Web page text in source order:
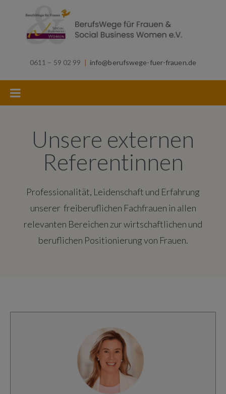
0611 – 59 02 99 | info@berufswege-fuer-frauen.de
Unsere externen
Referentinnen
Professionalität, Leidenschaft und Erfahrung
unserer freiberuflichen Fachfrauen in allen
relevanten Bereichen zur wirtschaftlichen und
beruflichen Positionierung von Frauen.